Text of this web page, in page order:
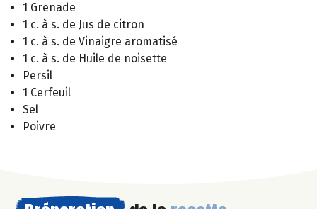
1 Grenade
1 c. à s. de Jus de citron
1 c. à s. de Vinaigre aromatisé
1 c. à s. de Huile de noisette
Persil
1 Cerfeuil
Sel
Poivre